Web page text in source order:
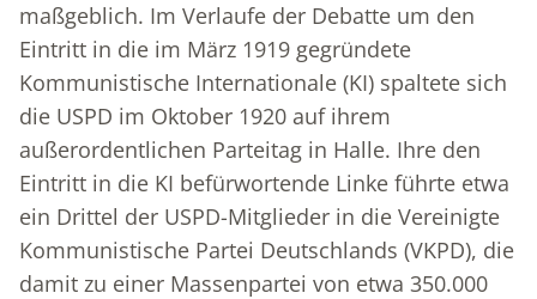
maßgeblich. Im Verlaufe der Debatte um den
Eintritt in die im März 1919 gegründete
Kommunistische Internationale (KI) spaltete sich
die USPD im Oktober 1920 auf ihrem
außerordentlichen Parteitag in Halle. Ihre den
Eintritt in die KI befürwortende Linke führte etwa
ein Drittel der USPD-Mitglieder in die Vereinigte
Kommunistische Partei Deutschlands (VKPD), die
damit zu einer Massenpartei von etwa 350.000